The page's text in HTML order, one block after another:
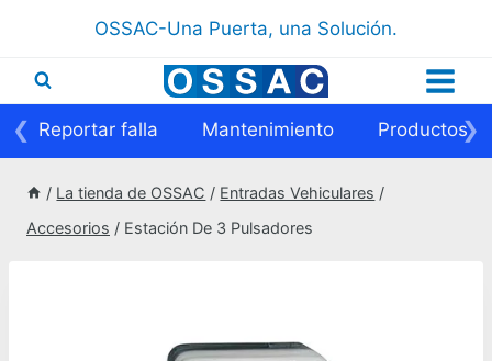
contenido
OSSAC-Una Puerta, una Solución.
Reportar falla Mantenimiento Productos
❮ ❯
/ La tienda de OSSAC / Entradas Vehiculares /
Accesorios / Estación De 3 Pulsadores